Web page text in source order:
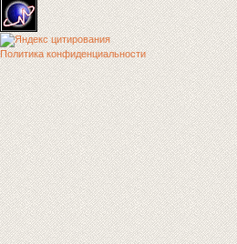
Политика конфиденциальности